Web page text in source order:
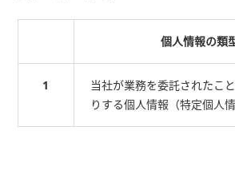
個人情報の類
1
当社が業務を委託されたこ
りする個人情報（特定個人情